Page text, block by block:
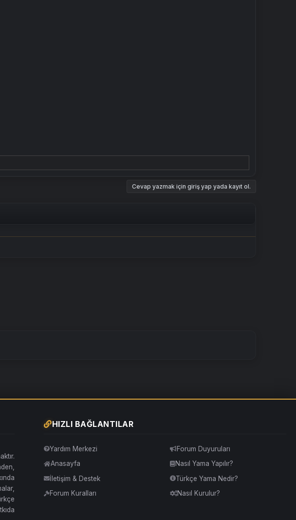
Cevap yazmak için giriş yap yada kayıt ol.
HIZLI BAĞLANTILAR
Yardım Merkezi
Anasayfa
İletişim & Destek
Forum Kuralları
Forum Duyuruları
Nasıl Yama Yapılır?
Türkçe Yama Nedir?
Nasıl Kurulur?